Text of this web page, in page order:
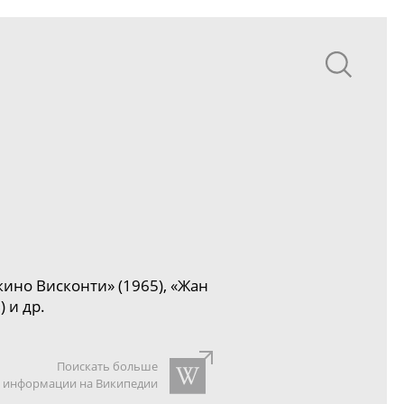
Висконти» (1965), «Жан
и др.
Поискать больше
информации на Википедии